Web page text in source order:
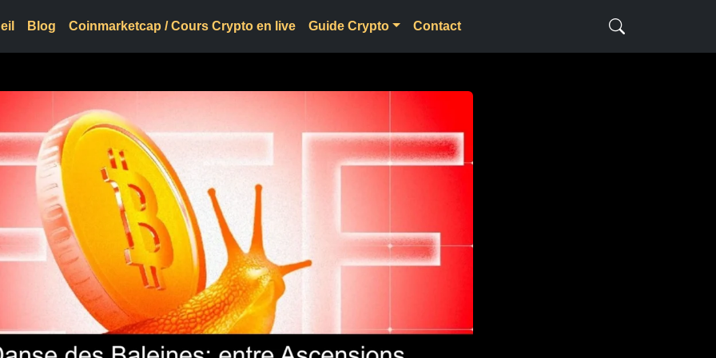
Blog Coinmarketcap / Cours Crypto en live Guide Crypto Contact